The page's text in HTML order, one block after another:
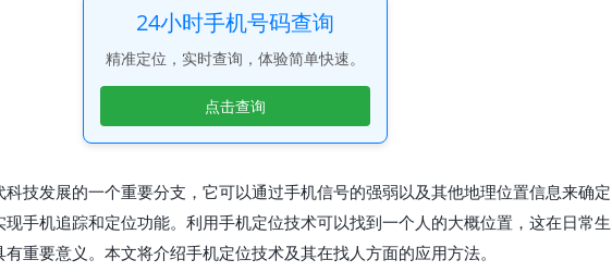
24小时手机号码查询
精准定位，实时查询，体验简单快速。
点击查询
技发展的一个重要分支，它可以通过手机信号的强弱以及其他地理位置信息来确定
手机追踪和定位功能。利用手机定位技术可以找到一个人的大概位置，这在日常生
重要意义。本文将介绍手机定位技术及其在找人方面的应用方法。